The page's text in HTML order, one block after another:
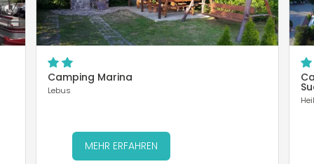
Camping Marina
Lebus
MEHR ERFAHREN